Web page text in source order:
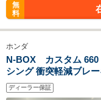
無
料
ホンダ
N-BOX カスタム 660
シング 衝突軽減ブレ
トロール 純正ナビ Bluetooth シートヒーター ETC LEDヘッド
ライトフルセグTV
ディーラー保証